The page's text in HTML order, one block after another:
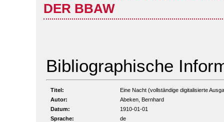
DER BBAW
Bibliographische
Titel:
Eine Nacht (vollständige digitalisierte
Autor:
Abeken, Bernhard
Datum:
1910-01-01
Sprache:
de